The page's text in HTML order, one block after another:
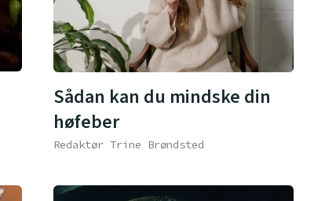
Sådan kan du mindske din
høfeber
Redaktør Trine Brøndsted